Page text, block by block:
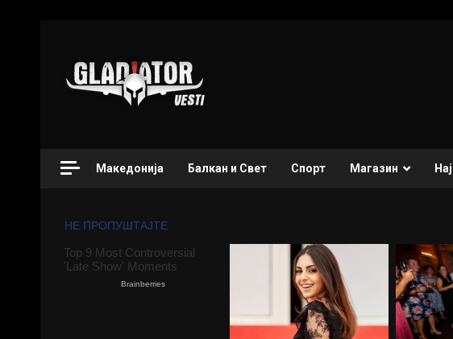
Македонија Балкан и Свет Спорт Магазин